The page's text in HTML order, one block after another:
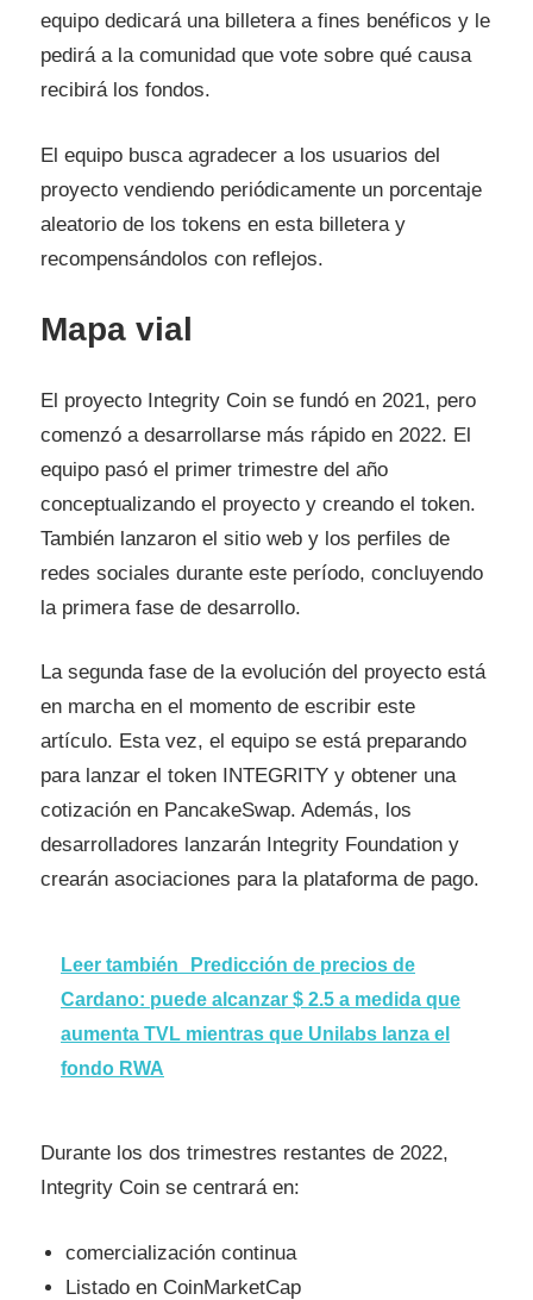
equipo dedicará una billetera a fines benéficos y le
pedirá a la comunidad que vote sobre qué causa
recibirá los fondos.
El equipo busca agradecer a los usuarios del
proyecto vendiendo periódicamente un porcentaje
aleatorio de los tokens en esta billetera y
recompensándolos con reflejos.
Mapa vial
El proyecto Integrity Coin se fundó en 2021, pero
comenzó a desarrollarse más rápido en 2022. El
equipo pasó el primer trimestre del año
conceptualizando el proyecto y creando el token.
También lanzaron el sitio web y los perfiles de
redes sociales durante este período, concluyendo
la primera fase de desarrollo.
La segunda fase de la evolución del proyecto está
en marcha en el momento de escribir este
artículo. Esta vez, el equipo se está preparando
para lanzar el token INTEGRITY y obtener una
cotización en PancakeSwap. Además, los
desarrolladores lanzarán Integrity Foundation y
crearán asociaciones para la plataforma de pago.
Leer también
Predicción de precios de
Cardano: puede alcanzar $ 2.5 a medida que
aumenta TVL mientras que Unilabs lanza el
fondo RWA
Durante los dos trimestres restantes de 2022,
Integrity Coin se centrará en:
comercialización continua
Listado en CoinMarketCap